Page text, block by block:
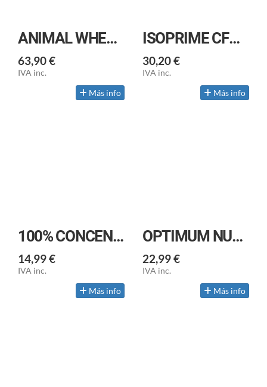
ANIMAL WHEY 2,3KG
63,90 €
IVA inc.
Más info
ISOPRIME CFM ISOLADA
30,20 €
IVA inc.
Más info
100% CONCENTRADO DE WHEY
14,99 €
IVA inc.
Más info
OPTIMUM NUTRITION: 100% WHEY GOLD ESTÁNDAR
22,99 €
IVA inc.
Más info